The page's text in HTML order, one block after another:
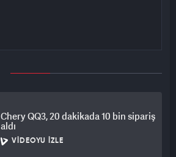
Chery QQ3, 20 dakikada 10 bin sipariş
aldı
VIDEOYU İZLE